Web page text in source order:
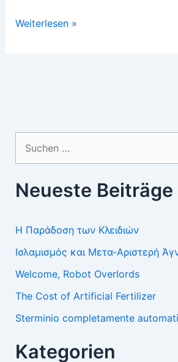
Ich
Weiterlesen »
nach:
Neueste Beiträge
Η Παράδοση των Κλειδιών
Ισλαμισμός και Μετα-Αριστερή
Welcome, Robot Overlords
The Cost of Artificial Fertilizer
Sterminio completamente
Kategorien